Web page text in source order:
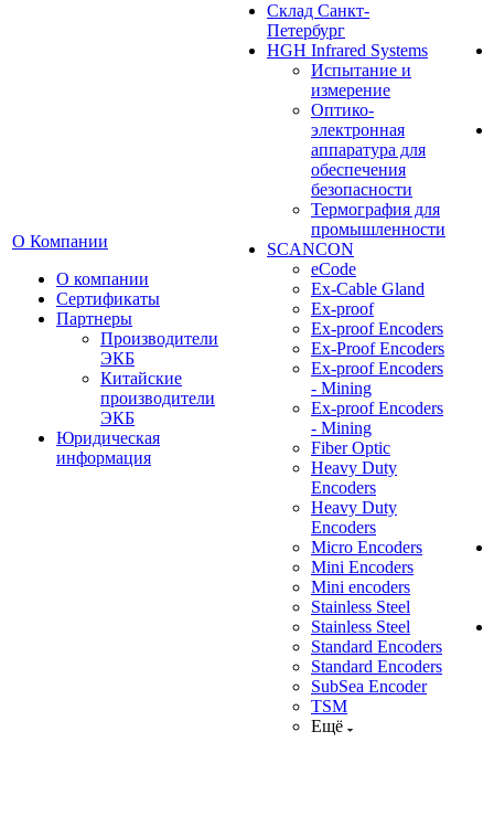
О Компании
О компании
Сертификаты
Партнеры
Производители
ЭКБ
Китайские
производители
ЭКБ
Юридическая
информация
Cклад Санкт-
Петербург
HGH Infrared Systems
Испытание и
измерение
Оптико-
электронная
аппаратура для
обеспечения
безопасности
Термография для
промышленности
SCANCON
eCode
Ex-Cable Gland
Ex-proof
Ex-proof Encoders
Ex-Proof Encoders
Ex-proof Encoders
- Mining
Ex-proof Encoders
- Mining
Fiber Optic
Heavy Duty
Encoders
Heavy Duty
Encoders
Micro Encoders
Mini Encoders
Mini encoders
Stainless Steel
Stainless Steel
Standard Encoders
Standard Encoders
SubSea Encoder
TSM
Ещё